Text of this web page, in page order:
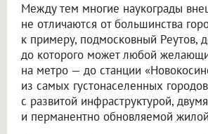
Между тем многие наукограды
не отличаются от большинства
к примеру, подмосковный Реутов,
до которого может любой
на метро — до станции
из самых густонаселенных
с развитой инфраструктурой,
и перманентно обновляемой